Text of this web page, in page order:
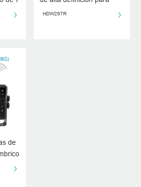
videovigilancia vehicular
HDW297R
de